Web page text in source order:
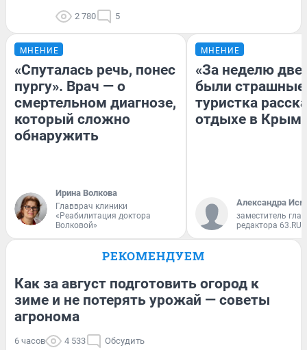
2 780 5
МНЕНИЕ
«Спуталась речь, понес
пургу». Врач — о
смертельном диагнозе,
который сложно
обнаружить
Ирина Волкова
Главврач клиники
«Реабилитация доктора
Волковой»
МНЕНИЕ
«За неделю две
были
туристка
отдыхе в
Александра
заместитель
редактора 63.RU
РЕКОМЕНДУЕМ
Как за август подготовить огород к
зиме и не потерять урожай — советы
агронома
6 часов 4 533 Обсудить